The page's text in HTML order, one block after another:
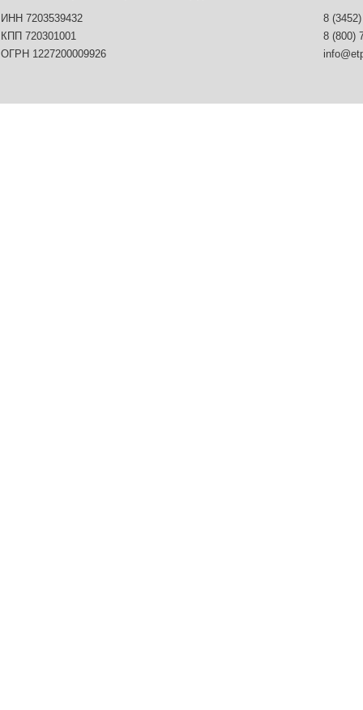
ИНН 7203539432
8
КПП 720301001
8 (800)
ОГРН 1227200009926